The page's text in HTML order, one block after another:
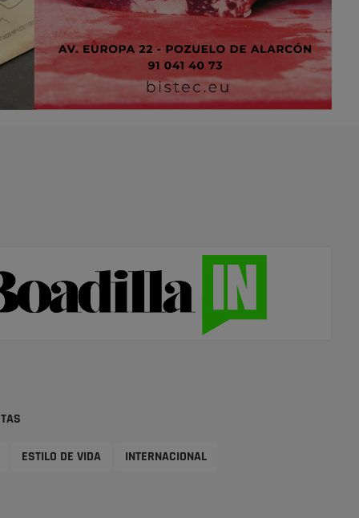
ESTILO DE VIDA INTERNACIONAL